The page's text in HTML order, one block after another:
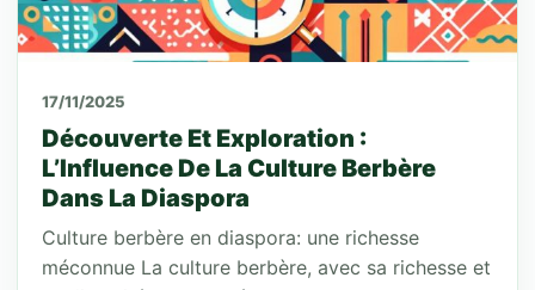
17/11/2025
Découverte Et Exploration :
L’Influence De La Culture Berbère
Dans La Diaspora
Culture berbère en diaspora: une richesse
méconnue La culture berbère, avec sa richesse et